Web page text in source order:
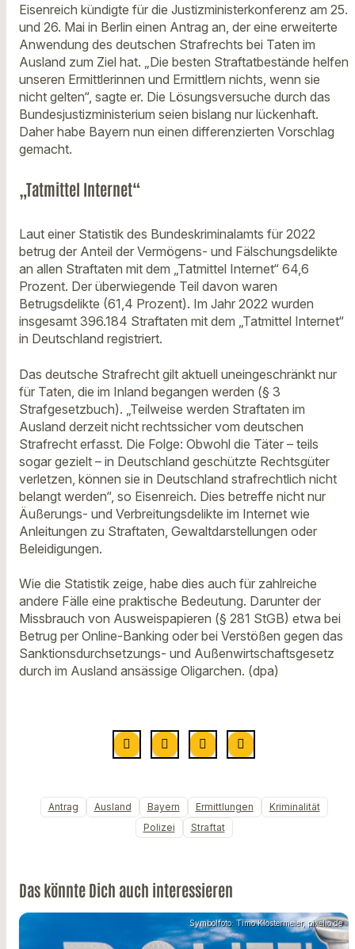
Eisenreich kündigte für die Justizministerkonferenz am 25.
und 26. Mai in Berlin einen Antrag an, der eine erweiterte
Anwendung des deutschen Strafrechts bei Taten im
Ausland zum Ziel hat. „Die besten Straftatbestände helfen
unseren Ermittlerinnen und Ermittlern nichts, wenn sie
nicht gelten“, sagte er. Die Lösungsversuche durch das
Bundesjustizministerium seien bislang nur lückenhaft.
Daher habe Bayern nun einen differenzierten Vorschlag
gemacht.
„Tatmittel Internet“
Laut einer Statistik des Bundeskriminalamts für 2022
betrug der Anteil der Vermögens- und Fälschungsdelikte
an allen Straftaten mit dem „Tatmittel Internet“ 64,6
Prozent. Der überwiegende Teil davon waren
Betrugsdelikte (61,4 Prozent). Im Jahr 2022 wurden
insgesamt 396.184 Straftaten mit dem „Tatmittel Internet“
in Deutschland registriert.
Das deutsche Strafrecht gilt aktuell uneingeschränkt nur
für Taten, die im Inland begangen werden (§ 3
Strafgesetzbuch). „Teilweise werden Straftaten im
Ausland derzeit nicht rechtssicher vom deutschen
Strafrecht erfasst. Die Folge: Obwohl die Täter – teils
sogar gezielt – in Deutschland geschützte Rechtsgüter
verletzen, können sie in Deutschland strafrechtlich nicht
belangt werden“, so Eisenreich. Dies betreffe nicht nur
Äußerungs- und Verbreitungsdelikte im Internet wie
Anleitungen zu Straftaten, Gewaltdarstellungen oder
Beleidigungen.
Wie die Statistik zeige, habe dies auch für zahlreiche
andere Fälle eine praktische Bedeutung. Darunter der
Missbrauch von Ausweispapieren (§ 281 StGB) etwa bei
Betrug per Online-Banking oder bei Verstößen gegen das
Sanktionsdurchsetzungs- und Außenwirtschaftsgesetz
durch im Ausland ansässige Oligarchen. (dpa)
Antrag Ausland Bayern Ermittlungen
Kriminalität
Polizei
Straftat
Das könnte Dich auch interessieren
Symbolfoto: Timo Klostermeier, pixelio.de